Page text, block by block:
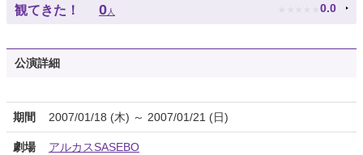
観てきた！ 0人 ★ ★ ★ ★ ★ 0.0
公演詳細
期間 2007/01/18 (木) ～ 2007/01/21 (日)
劇場 アルカスSASEBO